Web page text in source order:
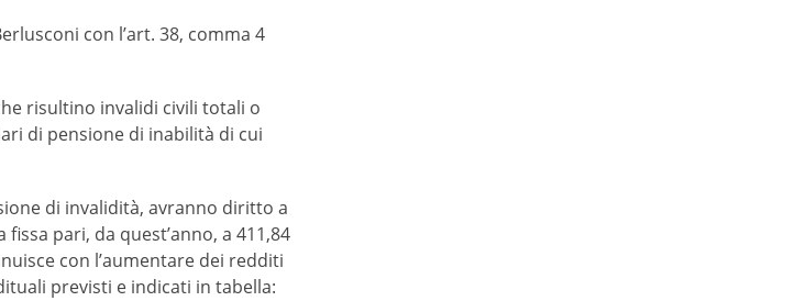
con l’art. 38, comma 4
risultino invalidi civili totali o
di pensione di inabilità di cui
di invalidità, avranno diritto a
pari, da quest’anno, a 411,84
con l’aumentare dei redditi
previsti e indicati in tabella: